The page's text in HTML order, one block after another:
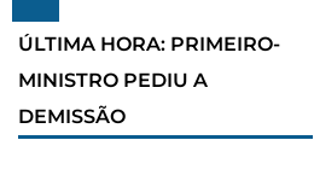
ÚLTIMA HORA: PRIMEIRO-
MINISTRO PEDIU A
DEMISSÃO